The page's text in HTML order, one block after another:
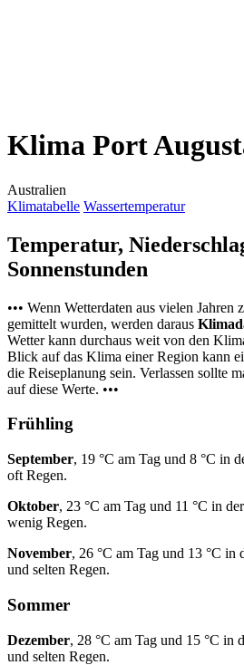
Klima Port
Australien
Klimatabelle Wassertemperatur
Temperatur,
Sonnenstunden
••• Wenn Wetterdaten aus vielen Jahren
gemittelt wurden, werden daraus
Wetter kann durchaus weit von den
Blick auf das Klima einer Region kann
die Reiseplanung sein. Verlassen sollte
auf diese Werte. •••
Frühling
September, 19 °C am Tag und 8 °C in
oft Regen.
Oktober, 23 °C am Tag und 11 °C in
wenig Regen.
November, 26 °C am Tag und 13 °C in
und selten Regen.
Sommer
Dezember, 28 °C am Tag und 15 °C in
und selten Regen.